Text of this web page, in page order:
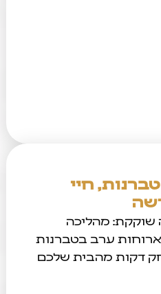
חיי
שוקקת: מהליכה
ערב בטברנות
דקות מהבית שלכם